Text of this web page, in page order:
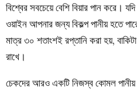
বিশ্বের সবচেয়ে বেশি বিয়ার পান করে।
ওয়াইন আপনার জন্য বিকল্প পানীয় হতে
মাত্র ৩০ শতাংশই রপ্তানি করা হয়,
রাখে।
চেকদের আরও একটি নিজস্ব কোমল